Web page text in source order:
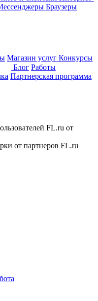
Браузеры
Магазин услуг Конкурсы
Блог Работы
Партнерская программа
FL.ru от
от партнеров FL.ru